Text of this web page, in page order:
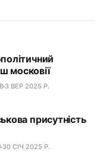
московії
3 ВЕР 2025 Р.
присутність
30 СІЧ 2025 Р.